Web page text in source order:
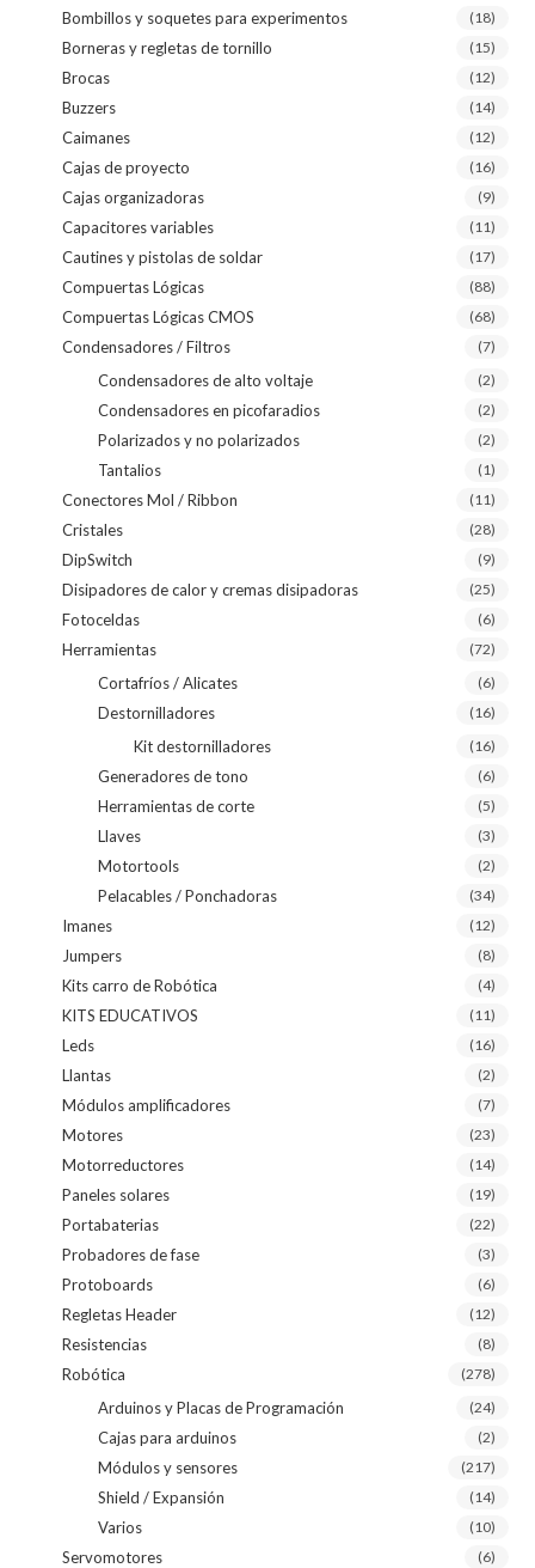
Bombillos y soquetes para experimentos (18)
Borneras y regletas de tornillo (15)
Brocas (12)
Buzzers (14)
Caimanes (12)
Cajas de proyecto (16)
Cajas organizadoras (9)
Capacitores variables (11)
Cautines y pistolas de soldar (17)
Compuertas Lógicas (88)
Compuertas Lógicas CMOS (68)
Condensadores / Filtros (7)
Condensadores de alto voltaje (2)
Condensadores en picofaradios (2)
Polarizados y no polarizados (2)
Tantalios (1)
Conectores Mol / Ribbon (11)
Cristales (28)
DipSwitch (9)
Disipadores de calor y cremas disipadoras (25)
Fotoceldas (6)
Herramientas (72)
Cortafríos / Alicates (6)
Destornilladores (16)
Kit destornilladores (16)
Generadores de tono (6)
Herramientas de corte (5)
Llaves (3)
Motortools (2)
Pelacables / Ponchadoras (34)
Imanes (12)
Jumpers (8)
Kits carro de Robótica (4)
KITS EDUCATIVOS (11)
Leds (16)
Llantas (2)
Módulos amplificadores (7)
Motores (23)
Motorreductores (14)
Paneles solares (19)
Portabaterias (22)
Probadores de fase (3)
Protoboards (6)
Regletas Header (12)
Resistencias (8)
Robótica (278)
Arduinos y Placas de Programación (24)
Cajas para arduinos (2)
Módulos y sensores (217)
Shield / Expansión (14)
Varios (10)
Servomotores (6)